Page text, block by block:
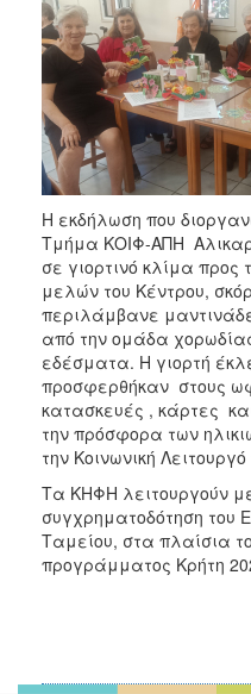
Η εκδήλωση που
Τμήμα ΚΟΙΦ-ΑΠΗ
σε γιορτινό κλίμα προς
μελών του Κέντρου,
περιλάμβανε
από την ομάδα
εδέσματα. Η γιορτή
προσφερθήκαν στους
κατασκευές , κάρτες
την πρόσφορα των
την Κοινωνική
Τα ΚΗΦΗ λειτουργούν
συγχρηματοδότηση του
Ταμείου, στα πλαίσια
προγράμματος Κρήτη